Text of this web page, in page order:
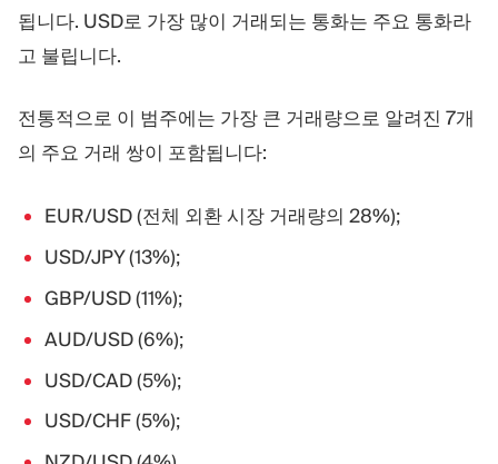
됩니다. USD로 가장 많이 거래되는 통화는 주요 통화라
고 불립니다.
전통적으로 이 범주에는 가장 큰 거래량으로 알려진 7개
의 주요 거래 쌍이 포함됩니다:
EUR/USD (전체 외환 시장 거래량의 28%);
USD/JPY (13%);
GBP/USD (11%);
AUD/USD (6%);
USD/CAD (5%);
USD/CHF (5%);